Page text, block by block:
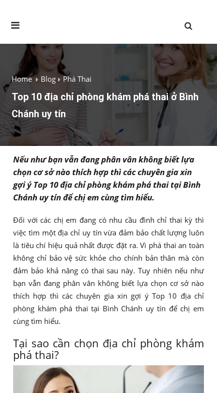
Home Blog Phá Thai
Top 10 địa chỉ phòng khám phá thai ở Bình
Chánh uy tín
Nếu như bạn vẫn đang phân vân không biết lựa
chọn cơ sở nào thích hợp thì các chuyên gia xin
gợi ý Top 10 địa chỉ phòng khám phá thai tại Bình
Chánh uy tín để chị em cùng tìm hiểu.
Đối với các chị em đang có nhu cầu đình chỉ thai kỳ thì
việc tìm một địa chỉ uy tín vừa đảm bảo chất lượng luôn
là tiêu chí hiệu quả nhất được đặt ra. Vì phá thai an toàn
không chỉ bảo vệ sức khỏe cho chính bản thân mà còn
đảm bảo khả năng có thai sau này. Tuy nhiên nếu như
bạn vẫn đang phân vân không biết lựa chọn cơ sở nào
thích hợp thì các chuyên gia xin gợi ý Top 10 địa chỉ
phòng khám phá thai tại Bình Chánh uy tín để chị em
cùng tìm hiểu.
Tại sao cần chọn địa chỉ phòng khám
phá thai?